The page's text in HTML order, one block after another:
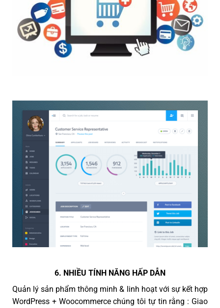
6. NHIỀU TÍNH NĂNG HẤP DẪN
Quản lý sản phẩm thông minh & linh hoạt với sự kết hợp
WordPress + Woocommerce chúng tôi tự tin rằng : Giao